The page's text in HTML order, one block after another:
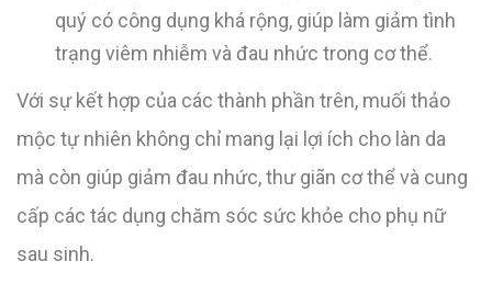
quý có công dụng khá rộng, giúp làm giảm tình
trạng viêm nhiễm và đau nhức trong cơ thể.
Với sự kết hợp của các thành phần trên, muối thảo
mộc tự nhiên không chỉ mang lại lợi ích cho làn da
mà còn giúp giảm đau nhức, thư giãn cơ thể và cung
cấp các tác dụng chăm sóc sức khỏe cho phụ nữ
sau sinh.